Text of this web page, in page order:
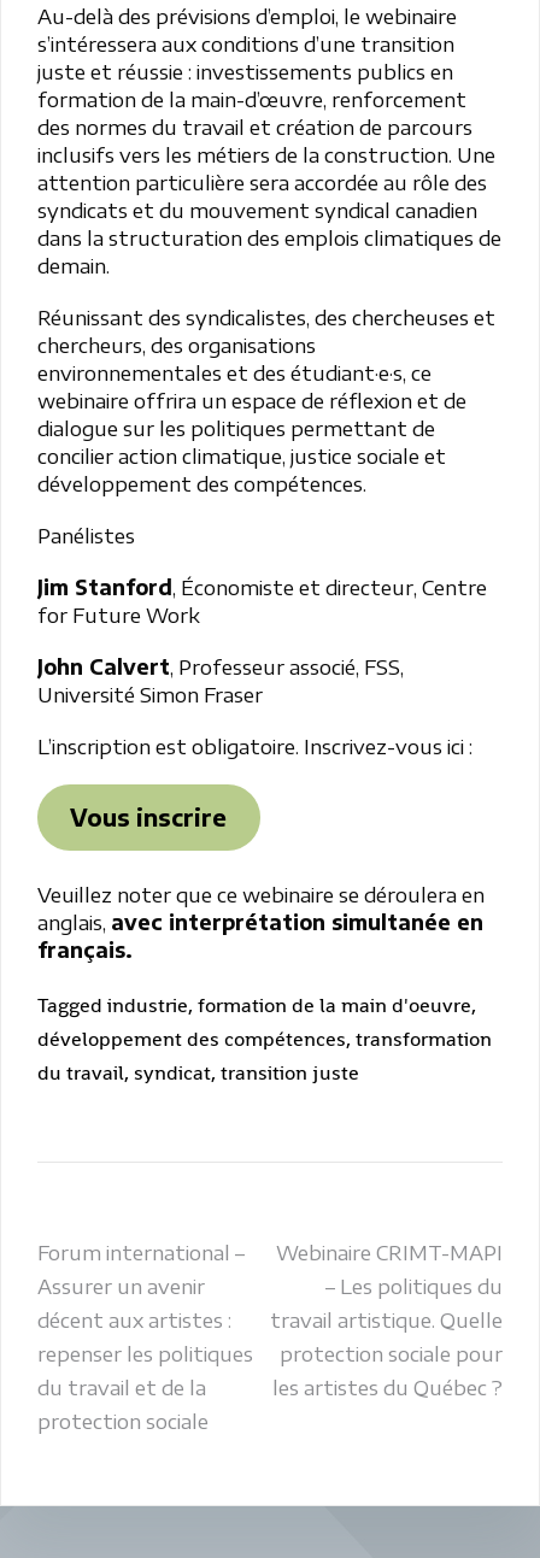
Au-delà des prévisions d’emploi, le webinaire
s’intéressera aux conditions d’une transition
juste et réussie : investissements publics en
formation de la main-d’œuvre, renforcement
des normes du travail et création de parcours
inclusifs vers les métiers de la construction. Une
attention particulière sera accordée au rôle des
syndicats et du mouvement syndical canadien
dans la structuration des emplois climatiques de
demain.
Réunissant des syndicalistes, des chercheuses et
chercheurs, des organisations
environnementales et des étudiant·e·s, ce
webinaire offrira un espace de réflexion et de
dialogue sur les politiques permettant de
concilier action climatique, justice sociale et
développement des compétences.
Panélistes
Jim Stanford, Économiste et directeur, Centre
for Future Work
John Calvert, Professeur associé, FSS,
Université Simon Fraser
L’inscription est obligatoire. Inscrivez-vous ici :
Vous inscrire
Veuillez noter que ce webinaire se déroulera en
anglais, avec interprétation simultanée en
français.
Tagged industrie, formation de la main d'oeuvre,
développement des compétences, transformation
du travail, syndicat, transition juste
Navigation
de
l’article
Forum international –
Assurer un avenir
décent aux artistes :
repenser les politiques
du travail et de la
protection sociale
Webinaire CRIMT-MAPI
– Les politiques du
travail artistique. Quelle
protection sociale pour
les artistes du Québec ?